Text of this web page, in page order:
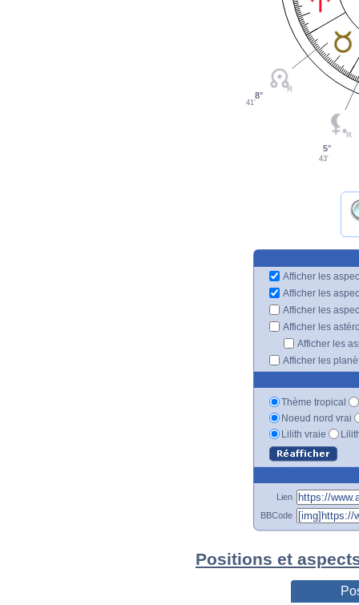
8°
41'
5°
43'
Afficher les
Afficher les
Afficher les
Afficher les
Afficher les
Afficher les
Thème tropical
Noeud nord vrai
Lilith vraie
Lien
BBCode
Positions et